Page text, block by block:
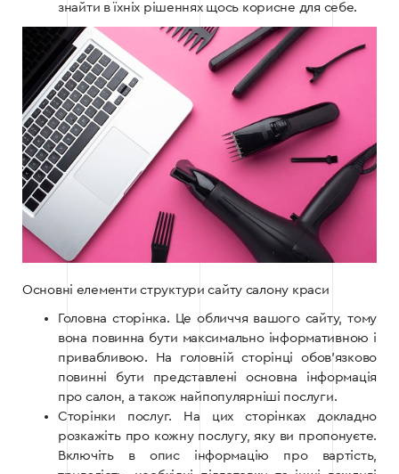
знайти в їхніх рішеннях щось корисне для себе.
Основні елементи структури сайту салону краси
Головна сторінка. Це обличчя вашого сайту, тому
вона повинна бути максимально інформативною і
привабливою. На головній сторінці обов’язково
повинні бути представлені основна інформація
про салон, а також найпопулярніші послуги.
Сторінки послуг. На цих сторінках докладно
розкажіть про кожну послугу, яку ви пропонуєте.
Включіть в опис інформацію про вартість,